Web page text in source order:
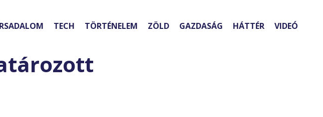
TECH TÖRTÉNELEM ZÖLD GAZDASÁG HÁTTÉR VIDEÓ